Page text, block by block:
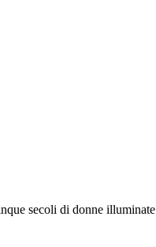
secoli di donne illuminate